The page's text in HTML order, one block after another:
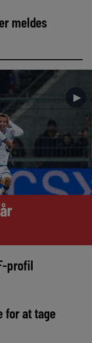
meldes
►
profil
for at tage